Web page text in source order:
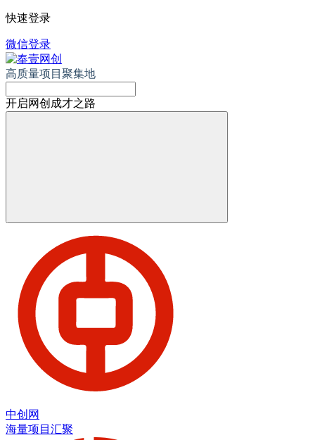
快速登录
微信登录
高质量项目聚集地
开启网创成才之路
中创网
海量项目汇聚